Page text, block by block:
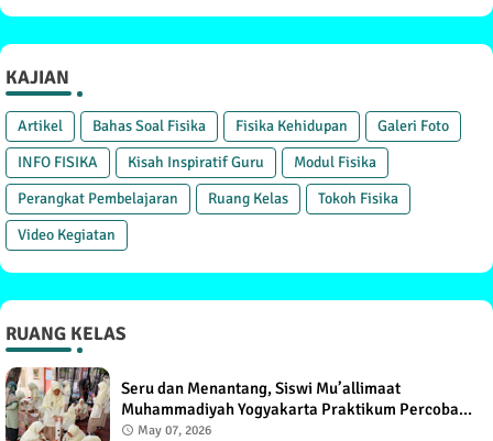
KAJIAN
Artikel Bahas Soal Fisika Fisika Kehidupan
Galeri Foto
INFO FISIKA
Kisah Inspiratif Guru
Modul Fisika
Perangkat Pembelajaran
Ruang Kelas
Tokoh Fisika
Video Kegiatan
RUANG KELAS
Seru dan Menantang, Siswi Mu’allimaat
Muhammadiyah Yogyakarta Praktikum Percobaan
Torricelli
May 07, 2026